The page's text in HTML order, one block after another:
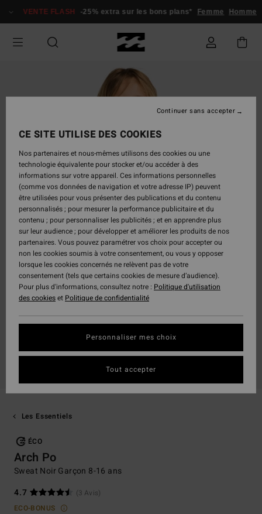
VENTE FLASH -25% extra sur les bons plans* Femme Homme
Les Essentiels
ÉCO
Arch Po
Sweat Noir Garçon 8-16 ans
4.7
(3 Avis)
ECO-BONUS
CE SITE UTILISE DES COOKIES
Nos partenaires et nous-mêmes utilisons des cookies ou une
technologie équivalente pour stocker et/ou accéder à des
informations sur votre appareil. Ces informations personnelles
(comme vos données de navigation et votre adresse IP) peuvent
être utilisées pour vous présenter des publications et du contenu
personnalisés ; pour mesurer la performance publicitaire et du
contenu ; pour personnaliser les publicités ; et en apprendre plus
sur leur audience ; pour développer et améliorer les produits de nos
partenaires. Vous pouvez paramétrer vos choix pour accepter ou
non les cookies soumis à votre consentement, ou vous y opposer
lorsque les cookies concernés ne relèvent pas de votre
consentement (tels que certains cookies de mesure d’audience).
Pour plus d'informations, consultez notre : Politique d'utilisation
des cookieset Politique de confidentialité
Personnaliser mes choix
Continuer sans accepter
Tout accepter